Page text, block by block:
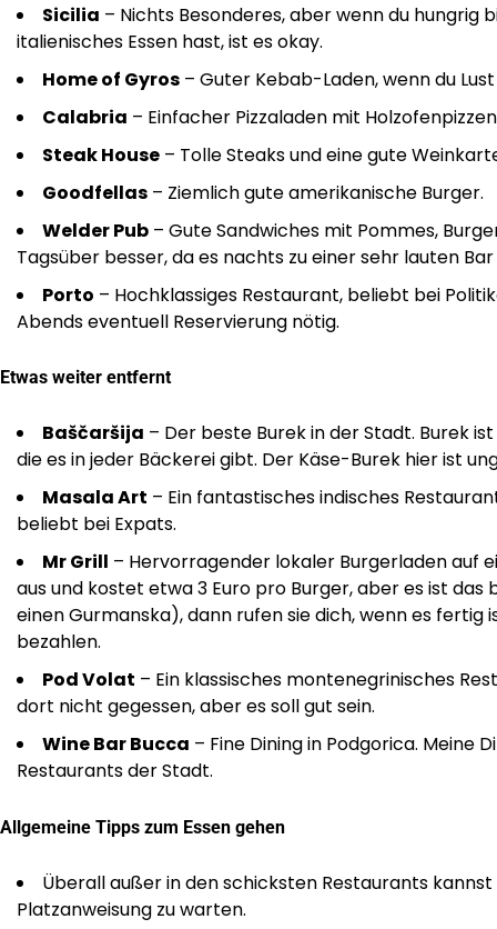
Sicilia – Nichts Besonderes, aber wenn du hungrig
italienisches Essen hast, ist es okay.
Home of Gyros – Guter Kebab-Laden, wenn du
Calabria – Einfacher Pizzaladen mit
Steak House – Tolle Steaks und eine gute
Goodfellas – Ziemlich gute amerikanische Burger.
Welder Pub – Gute Sandwiches mit Pommes,
Tagsüber besser, da es nachts zu einer sehr lauten
Porto – Hochklassiges Restaurant, beliebt bei
Abends eventuell Reservierung nötig.
Etwas weiter entfernt
Baščaršija – Der beste Burek in der Stadt. Burek
die es in jeder Bäckerei gibt. Der Käse-Burek hier ist
Masala Art – Ein fantastisches indisches
beliebt bei Expats.
Mr Grill – Hervorragender lokaler Burgerladen auf
aus und kostet etwa 3 Euro pro Burger, aber es ist
einen Gurmanska), dann rufen sie dich, wenn es fertig
bezahlen.
Pod Volat – Ein klassisches montenegrinisches
dort nicht gegessen, aber es soll gut sein.
Wine Bar Bucca – Fine Dining in Podgorica. Meine
Restaurants der Stadt.
Allgemeine Tipps zum Essen gehen
Überall außer in den schicksten Restaurants
Platzanweisung zu warten.